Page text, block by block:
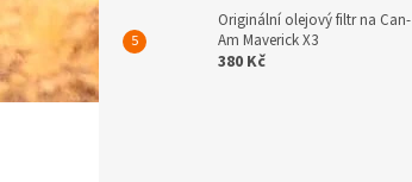
Originální olejový filtr na Can-
Am Maverick X3
380 Kč